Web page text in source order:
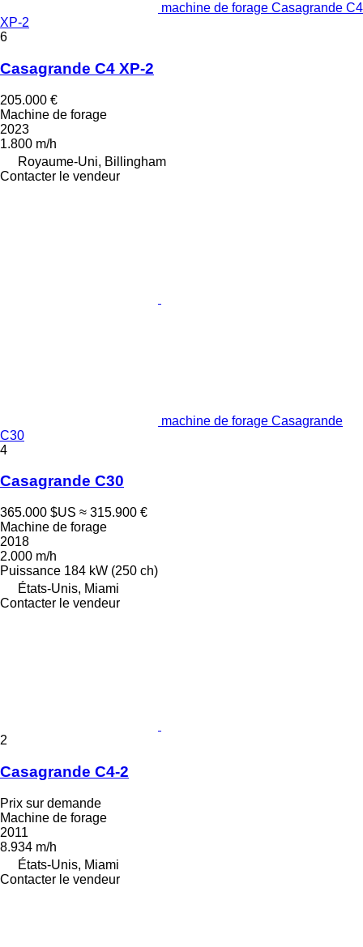
machine de forage Casagrande C4
XP-2
6
Casagrande C4 XP-2
205.000 €
Machine de forage
2023
1.800 m/h
Royaume-Uni, Billingham
Contacter le vendeur
machine de forage Casagrande
C30
4
Casagrande C30
365.000 $US ≈ 315.900 €
Machine de forage
2018
2.000 m/h
Puissance 184 kW (250 ch)
États-Unis, Miami
Contacter le vendeur
2
Casagrande C4-2
Prix sur demande
Machine de forage
2011
8.934 m/h
États-Unis, Miami
Contacter le vendeur